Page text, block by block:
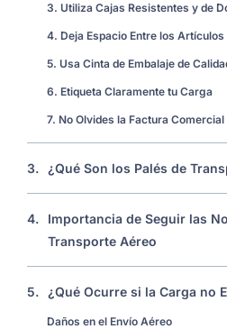
3. Utiliza Cajas Resistentes y de
4. Deja Espacio Entre los Artículos
5. Usa Cinta de Embalaje de
6. Etiqueta Claramente tu Carga
7. No Olvides la Factura Comercial
3. ¿Qué Son los Palés de
4.
Importancia de Seguir las
Transporte Aéreo
5. ¿Qué Ocurre si la Carga no
Daños en el Envío Aéreo